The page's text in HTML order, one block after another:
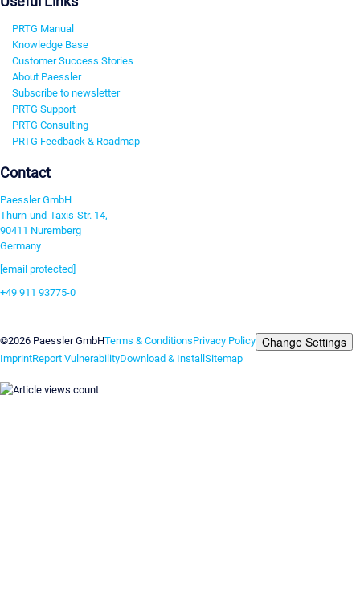
PRTG Manual
Knowledge Base
Customer Success Stories
About Paessler
Subscribe to newsletter
PRTG Support
PRTG Consulting
PRTG Feedback & Roadmap
Contact
Paessler GmbH
Thurn-und-Taxis-Str. 14,
90411 Nuremberg
Germany
[email protected]
+49 911 93775-0
©2026 Paessler GmbHTerms & ConditionsPrivacy Policy Change Settings
ImprintReport VulnerabilityDownload & Install Sitemap